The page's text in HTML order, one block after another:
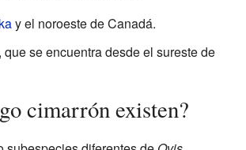
y el noroeste de Canadá.
se encuentra desde el sureste de
cimarrón existen?